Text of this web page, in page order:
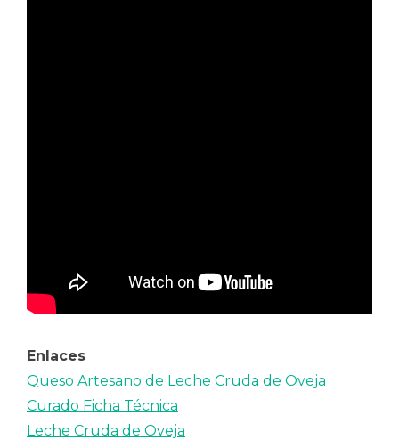
Enlaces
Queso Artesano de Leche Cruda de Oveja
Curado Ficha Técnica
Leche Cruda de Oveja